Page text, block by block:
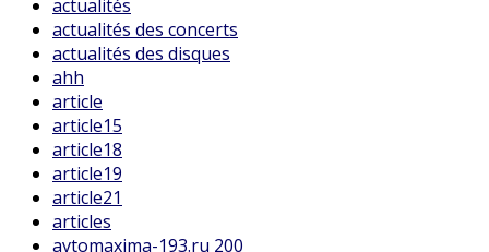
actualités
actualités des concerts
actualités des disques
ahh
article
article15
article18
article19
article21
articles
avtomaxima-193.ru 200